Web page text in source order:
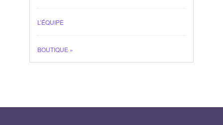
L’ÉQUIPE
BOUTIQUE »